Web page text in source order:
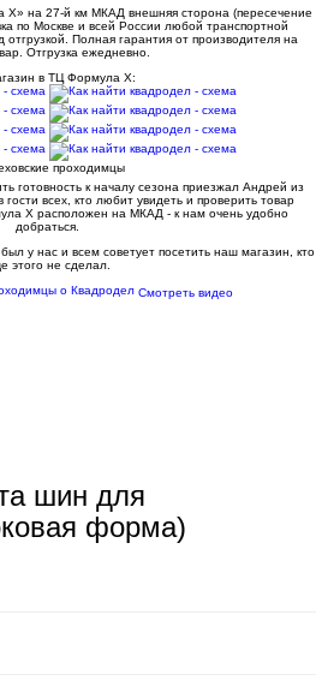
X» на 27-й км МКАД внешняя сторона (пересечение
по Москве и всей России любой транспортной
Полная гарантия от производителя на
Отгрузка ежедневно.
в ТЦ Формула Х:
готовность к началу сезона приезжал Андрей из
всех, кто любит увидеть и проверить товар
Х расположен на МКАД - к нам очень удобно
добраться.
у нас и всем советует посетить наш магазин, кто
этого не сделал.
Смотреть видео
шин для
форма)